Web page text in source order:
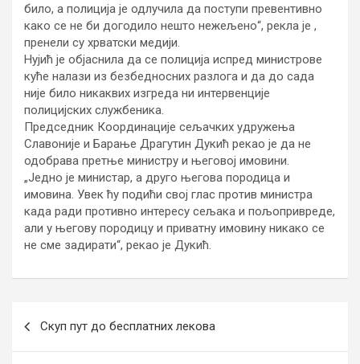
било, а полиција је одлучила да поступи превентивно
како се не би догодило нешто нежељено“, рекла је ,
пренели су хрватски медији.
Нујић је објаснила да се полиција испред министрове
куће налази из безбедносних разлога и да до сада
није било никаквих изгреда ни интервенције
полицијских службеника.
Председник Координације сељачких удружења
Славоније и Барање Драгутин Дукић рекао је да не
одобрава претње министру и његовој имовини.
„Једно је министар, а друго његова породица и
имовина. Увек ћу подићи свој глас против министра
када ради противно интересу сељака и пољопривреде,
али у његову породицу и приватну имовину никако се
не сме задирати“, рекао је Дукић.
чланка
Скуп пут до бесплатних лекова